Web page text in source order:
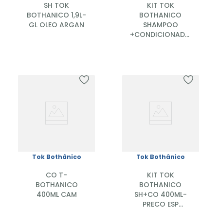
SH TOK
BOTHANICO 1,9L-
GL OLEO ARGAN
KIT TOK
BOTHANICO
SHAMPOO
+CONDICIONADOR
Tok Bothânico
CO T-
BOTHANICO
400ML CAM
Tok Bothânico
KIT TOK
BOTHANICO
SH+CO 400ML-
PRECO ESP